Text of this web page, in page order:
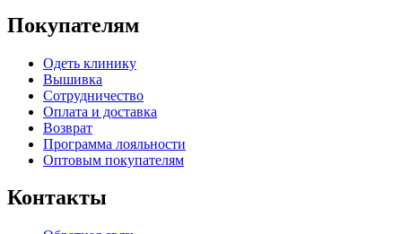
Покупателям
Одеть клинику
Вышивка
Сотрудничество
Оплата и доставка
Возврат
Программа лояльности
Оптовым покупателям
Контакты